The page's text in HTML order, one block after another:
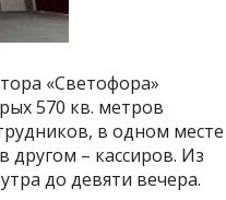
«Светофора»
570 кв. метров
в одном месте
другом – кассиров. Из
до девяти вечера.